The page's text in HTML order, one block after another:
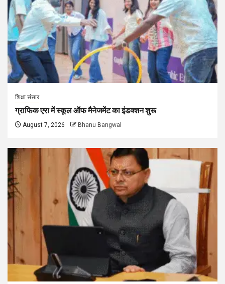
शिक्षा संसार
ग्राफिक एरा में स्कूल ऑफ मैनेजमेंट का इंडक्शन शुरू
August 7, 2026 Bhanu Bangwal